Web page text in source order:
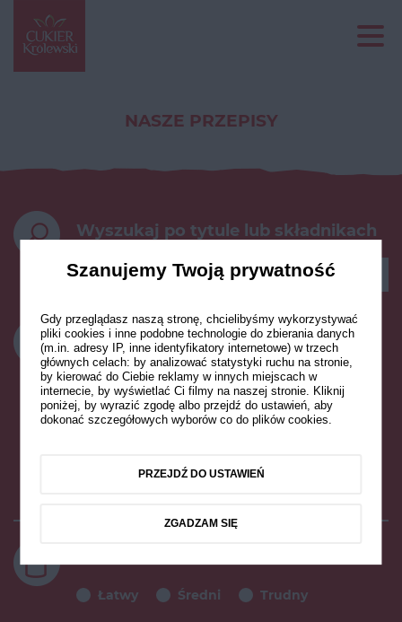
NASZE PRZEPISY
Wyszukaj po tytule lub składnikach
CZAS PRZYGOTOWANIA
do 15 minut do 30 minut
do 45 minut powyżej 45 minut
do kilku godzin
Łatwy Średni Trudny
Szanujemy Twoją prywatność
Gdy przeglądasz naszą stronę, chcielibyśmy wykorzystywać
pliki cookies i inne podobne technologie do zbierania danych
(m.in. adresy IP, inne identyfikatory internetowe) w trzech
głównych celach: by analizować statystyki ruchu na stronie,
by kierować do Ciebie reklamy w innych miejscach w
internecie, by wyświetlać Ci filmy na naszej stronie. Kliknij
poniżej, by wyrazić zgodę albo przejdź do ustawień, aby
dokonać szczegółowych wyborów co do plików cookies.
PRZEJDŹ DO USTAWIEŃ
ZGADZAM SIĘ